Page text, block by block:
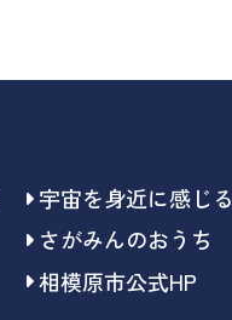
宇宙を身近に感じる
さがみんのおうち
相模原市公式HP